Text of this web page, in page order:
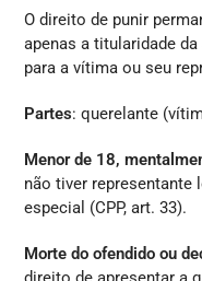
O direito de punir
apenas a titularidade
para a vítima ou seu
Partes: querelante
Menor de 18,
não tiver representante
especial (CPP, art. 33).
Morte do ofendido ou